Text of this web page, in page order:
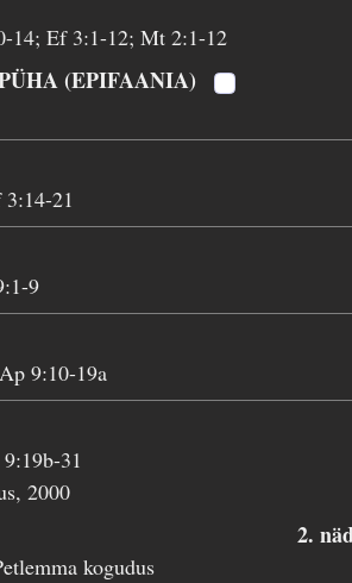
14; Ef 3:1-12; Mt 2:1-12
(EPIFAANIA)
21
9
9:10-19a
31
2000
2.
kogudus